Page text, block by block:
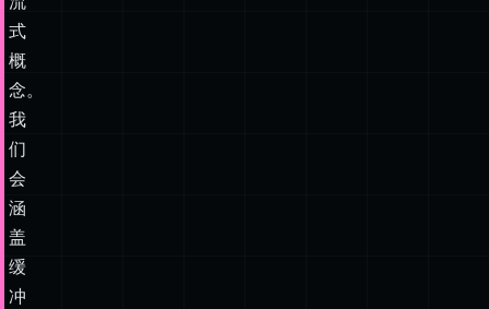
式
概
念。
我
们
会
涵
盖
缓
冲